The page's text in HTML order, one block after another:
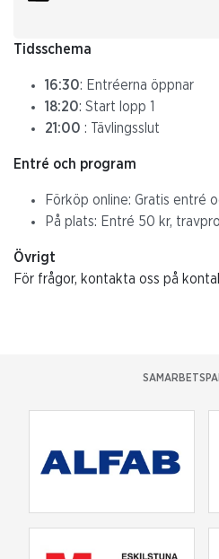
Tidsschema
16:30: Entréerna öppnar
18:20: Start lopp 1
21:00 : Tävlingsslut
Entré och program
Förköp online: Gratis entré
På plats: Entré 50 kr,
Övrigt
För frågor, kontakta oss på